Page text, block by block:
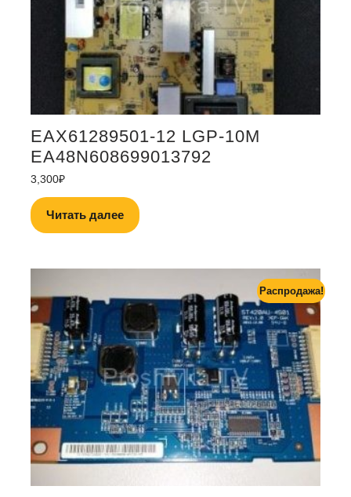
EAX61289501-12 LGP-10M
EA48N608699013792
3,300₽
Читать далее
Распродажа!